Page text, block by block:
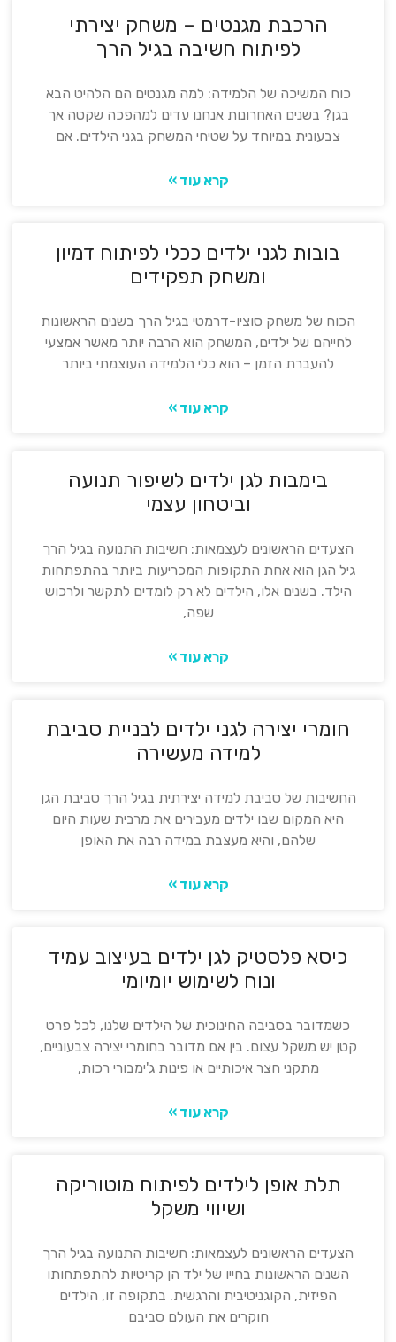
הרכבת מגנטים – משחק יצירתי
לפיתוח חשיבה בגיל הרך
כוח המשיכה של הלמידה: למה מגנטים הם הלהיט הבא
בגן? בשנים האחרונות אנחנו עדים למהפכה שקטה אך
צבעונית במיוחד על שטיחי המשחק בגני הילדים. אם
קרא עוד »
בובות לגני ילדים ככלי לפיתוח דמיון
ומשחק תפקידים
הכוח של משחק סוציו-דרמטי בגיל הרך בשנים הראשונות
לחייהם של ילדים, המשחק הוא הרבה יותר מאשר אמצעי
להעברת הזמן – הוא כלי הלמידה העוצמתי ביותר
קרא עוד »
בימבות לגן ילדים לשיפור תנועה
וביטחון עצמי
הצעדים הראשונים לעצמאות: חשיבות התנועה בגיל הרך
גיל הגן הוא אחת התקופות המכריעות ביותר בהתפתחות
הילד. בשנים אלו, הילדים לא רק לומדים לתקשר ולרכוש
שפה,
קרא עוד »
חומרי יצירה לגני ילדים לבניית סביבת
למידה מעשירה
החשיבות של סביבת למידה יצירתית בגיל הרך סביבת הגן
היא המקום שבו ילדים מעבירים את מרבית שעות היום
שלהם, והיא מעצבת במידה רבה את האופן
קרא עוד »
כיסא פלסטיק לגן ילדים בעיצוב עמיד
ונוח לשימוש יומיומי
כשמדובר בסביבה החינוכית של הילדים שלנו, לכל פרט
קטן יש משקל עצום. בין אם מדובר בחומרי יצירה צבעוניים,
מתקני חצר איכותיים או פינות ג'ימבורי רכות,
קרא עוד »
תלת אופן לילדים לפיתוח מוטוריקה
ושיווי משקל
הצעדים הראשונים לעצמאות: חשיבות התנועה בגיל הרך
השנים הראשונות בחייו של ילד הן קריטיות להתפתחותו
הפיזית, הקוגניטיבית והרגשית. בתקופה זו, הילדים
חוקרים את העולם סביבם